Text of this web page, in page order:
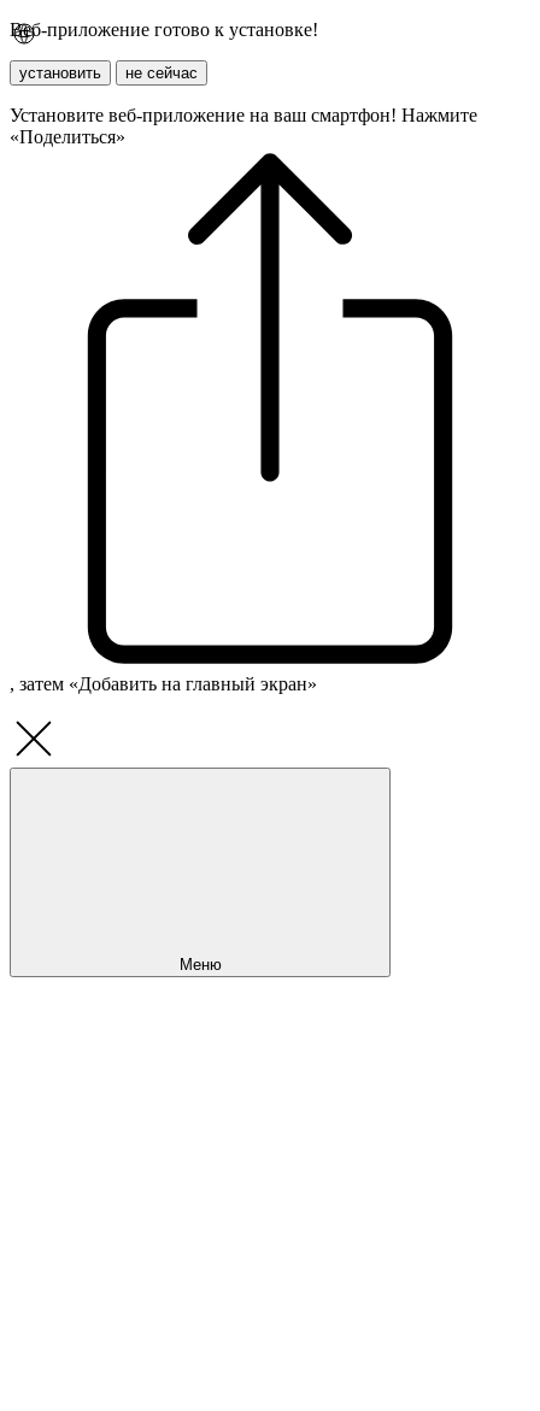
Веб-приложение готово к установке!
установить не сейчас
Установите веб-приложение на ваш смартфон! Нажмите
«Поделиться»
, затем «Добавить на главный экран»
Меню